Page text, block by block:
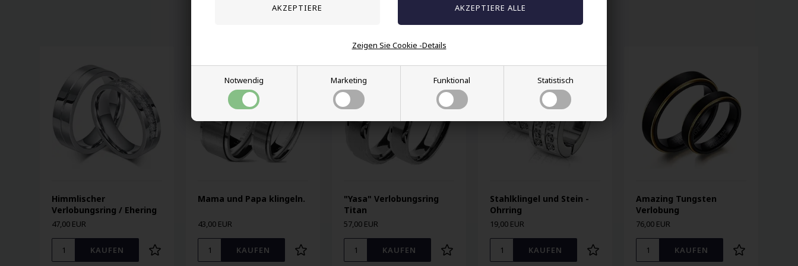
Notwendig Marketing Funktional Statistisch
Zeigen Sie Cookie -Details
Andere auch gekauft
Himmlischer
Verlobungsring / Ehering
47,00 EUR
Mama und Papa klingeln.
43,00 EUR
"Yasa" Verlobungsring
Titan
57,00 EUR
Stahlklingel und Stein -
Ohrring
19,00 EUR
Amazing Tungsten
Verlobung
76,00 EUR